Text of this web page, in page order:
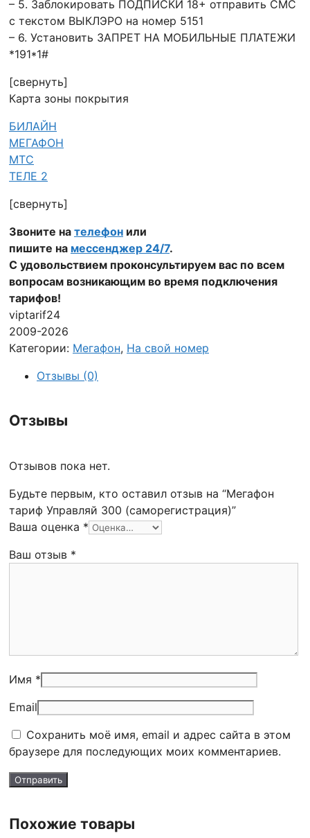
– 5. Заблокировать ПОДПИСКИ 18+ отправить СМС
с текстом ВЫКЛЭРО на номер 5151
– 6. Установить ЗАПРЕТ НА МОБИЛЬНЫЕ ПЛАТЕЖИ
*191*1#
[свернуть]
Карта зоны покрытия
БИЛАЙН
МЕГАФОН
МТС
ТЕЛЕ 2
[свернуть]
Звоните на телефон или
пишите на мессенджер 24/7.
С удовольствием проконсультируем вас по всем
вопросам возникающим во время подключения
тарифов!
viptarif24
2009-2026
Категории: Мегафон, На свой номер
Отзывы (0)
Отзывы
Отзывов пока нет.
Будьте первым, кто оставил отзыв на “Мегафон
тариф Управляй 300 (саморегистрация)”
Ваша оценка *
Ваш отзыв *
Имя *
Email
Сохранить моё имя, email и адрес сайта в этом
браузере для последующих моих комментариев.
Похожие товары